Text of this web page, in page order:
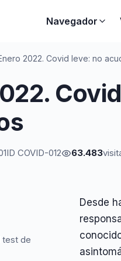
Navegador
2022. Covid leve: no
ID COVID-012 63.483
test de
Desde